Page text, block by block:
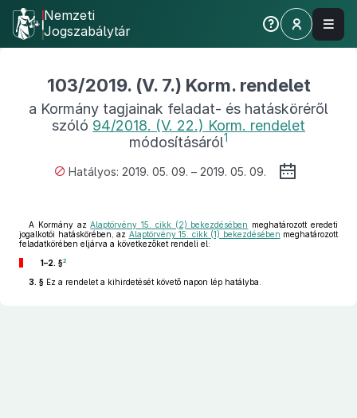
Nemzeti
Jogszabálytár
103/2019. (V. 7.) Korm. rendelet
a Kormány tagjainak feladat- és hatásköréről
szóló 94/2018. (V. 22.) Korm. rendelet
módosításáról1
Hatályos: 2019. 05. 09. – 2019. 05. 09.
A Kormány azAlaptörvény 15. cikk (2) bekezdésében meghatározott eredeti
jogalkotói hatáskörében, az Alaptörvény 15. cikk (1) bekezdésében meghatározott
feladatkörében eljárva a következőket rendeli el:
1–2. §2
3. § Ez a rendelet a kihirdetését követő napon lép hatályba.